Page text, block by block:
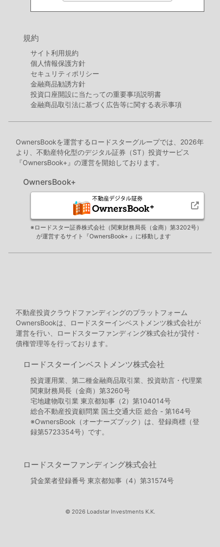
規約
サイト利用規約
個人情報保護方針
セキュリティポリシー
金融商品勧誘方針
投資口座開設に当たっての重要事項説明書
金融商品取引法に基づく広告等に関する表示事項
OwnersBookを運営するロードスターグループでは、2026年
より、不動産特化型のデジタル証券（ST）投資サービス
『OwnersBook+』の運営を開始しております。
OwnersBook+
※ロードスター証券株式会社（関東財務局長（金商）第3202号）
が運営するサイト『OwnersBook+ 』に移動します
不動産投資クラウドファンディングのプラットフォーム
OwnersBookは、ロードスターインベストメンツ株式会社が
運営を行い、ロードスターファンディング株式会社が貸付・
債権管理等を行っております。
ロードスターインベストメンツ株式会社
投資運用業、第二種金融商品取引業、投資助言・代理業
関東財務局長（金商）第3260号
宅地建物取引業 東京都知事（2）第104014号
総合不動産投資顧問業 国土交通大臣 総合 - 第164号
※OwnersBook（オーナーズブック）は、登録商標（登
録第5723354号）です。
ロードスターファンディング株式会社
貸金業者登録番号 東京都知事（4）第31574号
© 2026 Loadstar Investments K.K.